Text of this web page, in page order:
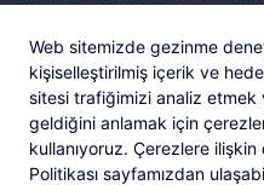
Web sitemizde gezinme
kişiselleştirilmiş içerik ve
sitesi trafiğimizi analiz
geldiğini anlamak için
kullanıyoruz. Çerezlere
Politikası sayfamızdan
Hayatlar.” sloganıyla konut
tasarlamaya başladık. Şuanda,
50.000 m2 büyüklüğünde devasa
bir bahçede tüm ihtiyaçları
düşünülmüş 95 konutluk bir
alanı içerisinde; “Hayat Foça”